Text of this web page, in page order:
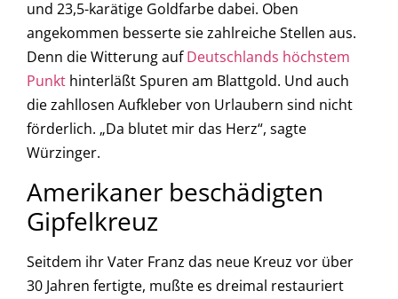
und 23,5-karätige Goldfarbe dabei. Oben
angekommen besserte sie zahlreiche Stellen aus.
Denn die Witterung aufDeutschlands höchstem
Punkt hinterläßt Spuren am Blattgold. Und auch
die zahllosen Aufkleber von Urlaubern sind nicht
förderlich. „Da blutet mir das Herz“, sagte
Würzinger.
Amerikaner beschädigten
Gipfelkreuz
Seitdem ihr Vater Franz das neue Kreuz vor über
30 Jahren fertigte, mußte es dreimal restauriert